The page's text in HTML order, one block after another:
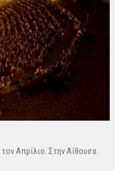
Απρίλιο. Στην Αίθουσα